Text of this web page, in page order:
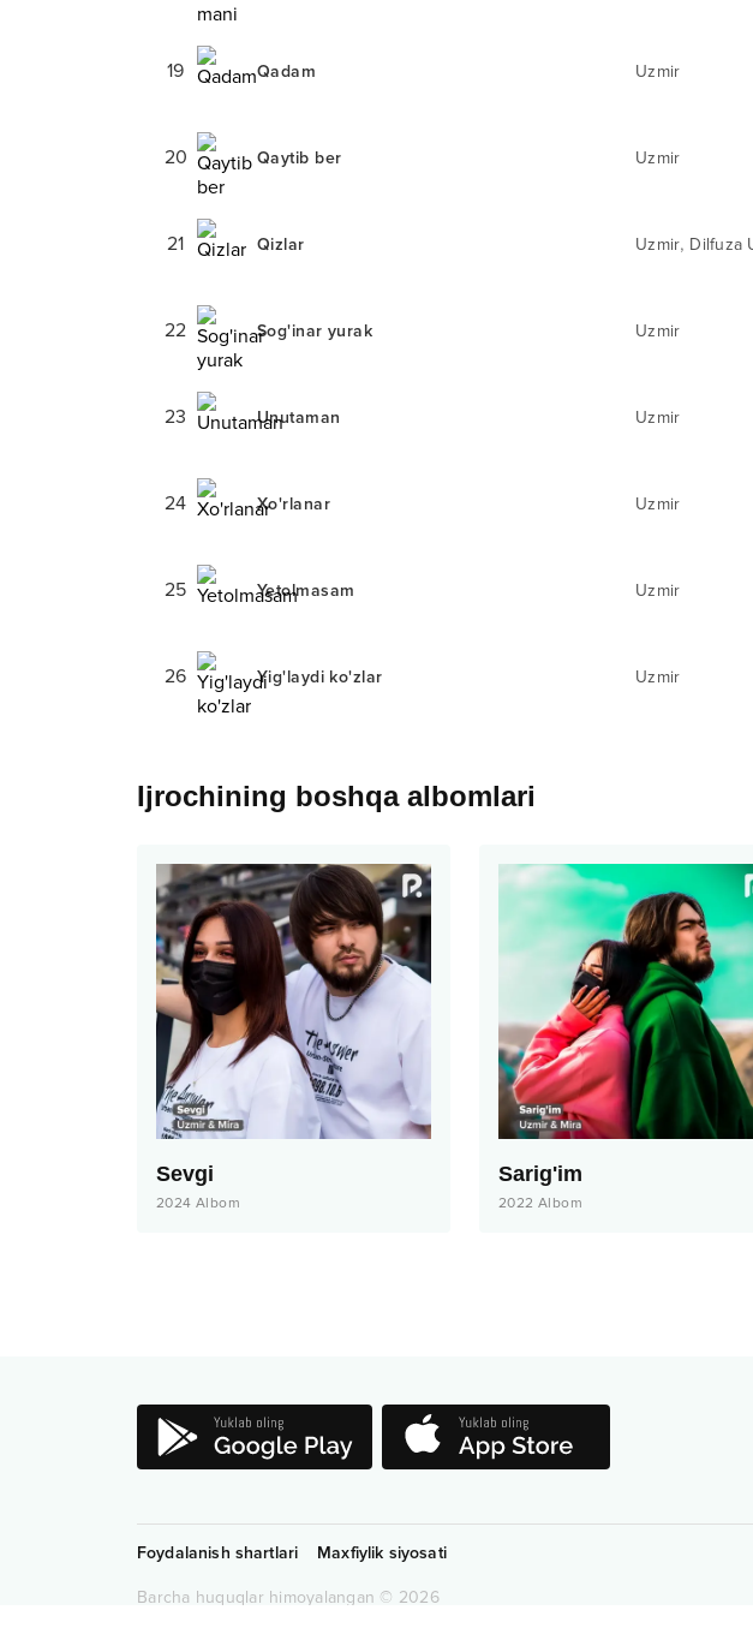
19 Qadam Uzmir
20 Qaytib ber Uzmir
21 Qizlar Uzmir, Dilfuza
22 Sog'inar yurak Uzmir
23 Unutaman Uzmir
24 Xo'rlanar Uzmir
25 Yetolmasam Uzmir
26 Yig'laydi ko'zlar Uzmir
Ijrochining boshqa albomlari
Sevgi
2024 Albom
Sarig'im
2022 Albom
Foydalanish shartlari Maxfiylik siyosati
Barcha huquqlar himoyalangan © 2026